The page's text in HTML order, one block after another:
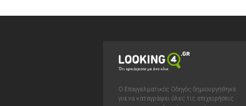
Ο Επαγγελματικός Οδηγός δημιουργήθηκε
για να καταγράψει όλες τις επιχειρήσεις